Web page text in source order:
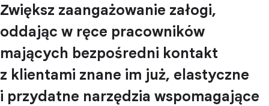
Zwiększ zaangażowanie załogi,
oddając w ręce pracowników
mających bezpośredni kontakt
z klientami znane im już, elastyczne
i przydatne narzędzia wspomagające